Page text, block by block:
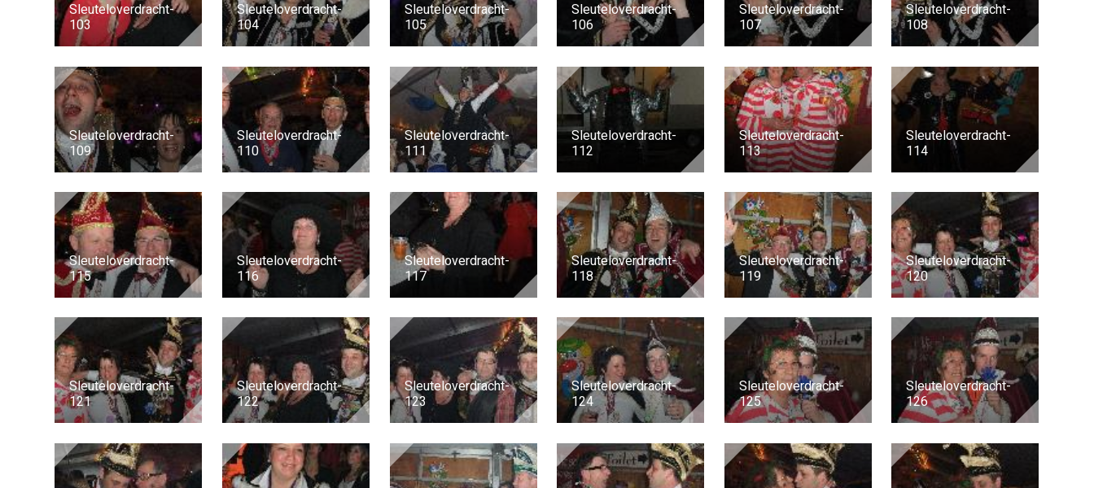
Sleuteloverdracht-
103
Sleuteloverdracht-
104
Sleuteloverdracht-
105
Sleuteloverdracht-
106
Sleuteloverdracht-
107
Sleuteloverdracht-
108
Sleuteloverdracht-
109
Sleuteloverdracht-
110
Sleuteloverdracht-
111
Sleuteloverdracht-
112
Sleuteloverdracht-
113
Sleuteloverdracht-
114
Sleuteloverdracht-
115
Sleuteloverdracht-
116
Sleuteloverdracht-
117
Sleuteloverdracht-
118
Sleuteloverdracht-
119
Sleuteloverdracht-
120
Sleuteloverdracht-
121
Sleuteloverdracht-
122
Sleuteloverdracht-
123
Sleuteloverdracht-
124
Sleuteloverdracht-
125
Sleuteloverdracht-
126